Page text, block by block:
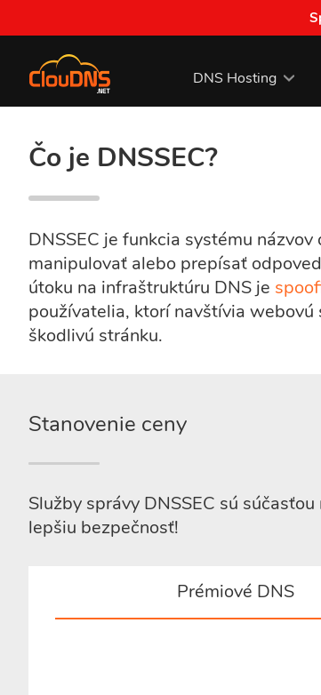
DNS Hosting
Čo je DNSSEC?
DNSSEC je funkcia systému
manipulovať alebo prepísať
útoku na infraštruktúru DNS je
používatelia, ktorí navštívia
škodlivú stránku.
Stanovenie ceny
Služby správy DNSSEC sú
lepšiu bezpečnosť!
Prémiové DNS